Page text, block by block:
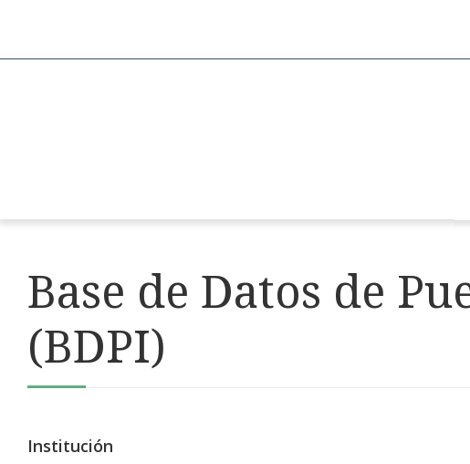
Base de Datos de
(BDPI)
Institución